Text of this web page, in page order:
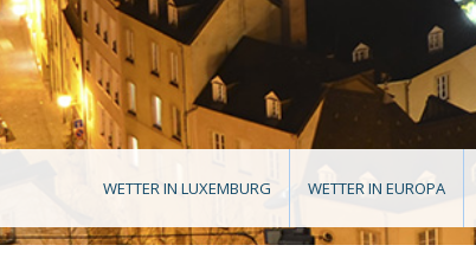
WETTER IN LUXEMBURG WETTER IN EUROPA